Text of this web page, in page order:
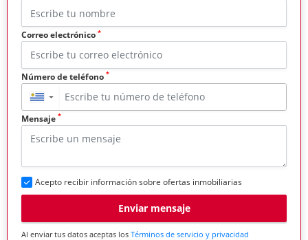
Correo electrónico *
Número de teléfono *
▼
Mensaje *
Acepto recibir información sobre ofertas inmobiliarias
Enviar mensaje
Al enviar tus datos aceptas los Términos de servicio y privacidad